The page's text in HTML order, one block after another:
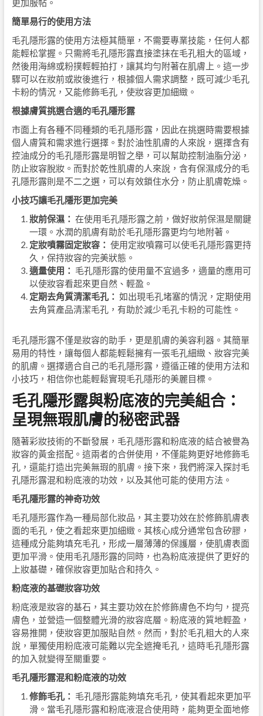
更加服帖。
簡單易行的使用方法
毛孔隱形露的使用方法極其簡單，不需要專業技能，任何人都
能輕松掌握。只需將毛孔隱形露直接塗抹在毛孔粗大的區域，
然後用海綿或粉撲輕輕拍打，讓其均勻附著在肌膚上。這一步
驟可以在妝前或妝後進行，根據個人需求調整，既可減少毛孔
卡粉的情況，又能修飾毛孔，使妝容更加細緻。
根據膚質挑選合適的毛孔隱形露
市面上有各種不同種類的毛孔隱形露，因此在挑選時需要根據
個人膚質和需求進行選擇。對於油性肌膚的人來說，選擇含有
控油成分的毛孔隱形露是明智之舉，可以幫助控制油脂分泌，
防止妝容脫妝。而對於乾性肌膚的人來說，含有保濕成分的毛
孔隱形露則是不二之選，可以有效鎖住水分，防止肌膚乾燥。
小技巧讓毛孔隱形更加完美
妝前保濕： 在使用毛孔隱形露之前，做好妝前保濕是關鍵
一環。水潤的肌膚有助於毛孔隱形露更均勻地附著。
定妝噴霧固定妝容： 使用定妝噴霧可以使毛孔隱形露更持
久，保持妝容的完美狀態。
適量使用： 毛孔隱形露的使用量不宜過多，適量的應用可
以使妝容看起來更自然、輕盈。
定期去角質清潔毛孔： 如出現毛孔堵塞的情況，定期使用
去角質產品清潔毛孔，有助於減少毛孔卡粉的可能性。
毛孔隱形露不僅是妝容的助手，更是肌膚的美容利器。其簡單
易用的特性，讓每個人都能輕鬆擁有一張毛孔細緻、妝容完美
的肌膚。選擇適合自己的毛孔隱形露，遵循正確的使用方法和
小技巧，相信你也能輕鬆實現毛孔隱形的美麗目標。
毛孔隱形露與粉底液的完美組合：
呈現無瑕肌膚的秘密武器
隨著彩妝技術的不斷發展，毛孔隱形露和粉底液的結合被譽為
妝容的黃金搭配。這兩者的合併使用，不僅能夠更好地修飾毛
孔，還能打造出完美無瑕的肌膚。接下來，我們將深入探討毛
孔隱形露混和粉底液的功效，以及其他可能的使用方法。
毛孔隱形露的神奇功效
毛孔隱形露作為一種局部化妝品，其主要功效在於修飾肌膚表
面的毛孔，使之看起來更加細緻。其核心成分通常包含矽膠，
這種成分能夠填充毛孔，形成一層薄薄的保護層，使肌膚表面
更加平滑。使用毛孔隱形露的同時，也為粉底液提供了更好的
上妝基礎，確保妝容更加貼合和持久。
粉底液的基礎妝容功效
粉底液是妝容的基石，其主要功效在於修飾膚色不均勻，提亮
膚色，並營造一個整體光滑的妝容底層。粉底液的質地輕盈，
容易推開，使妝容更加服貼自然。然而，對於毛孔粗大的人來
說，單獨使用粉底液可能難以完全遮掩毛孔，這時毛孔隱形露
的加入就變得至關重要。
毛孔隱形露混和粉底液的功效
修飾毛孔： 毛孔隱形露能夠填充毛孔，使其看起來更加平
滑。當毛孔隱形露和粉底液混合使用時，能夠更全面地修